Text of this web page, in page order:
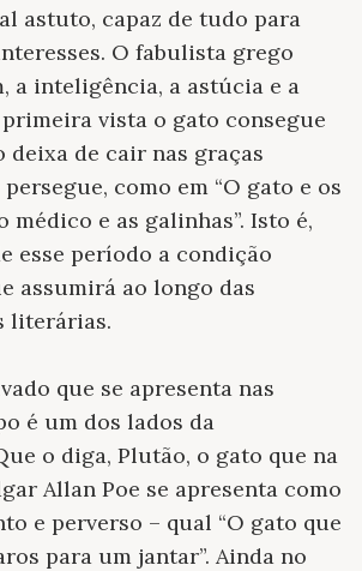
astuto, capaz de tudo para
O fabulista grego
a inteligência, a astúcia e a
primeira vista o gato consegue
deixa de cair nas graças
como em “O gato e os
médico e as galinhas”. Isto é,
esse período a condição
assumirá ao longo das
literárias.
que se apresenta nas
é um dos lados da
o diga, Plutão, o gato que na
Allan Poe se apresenta como
e perverso – qual “O gato que
para um jantar”. Ainda no